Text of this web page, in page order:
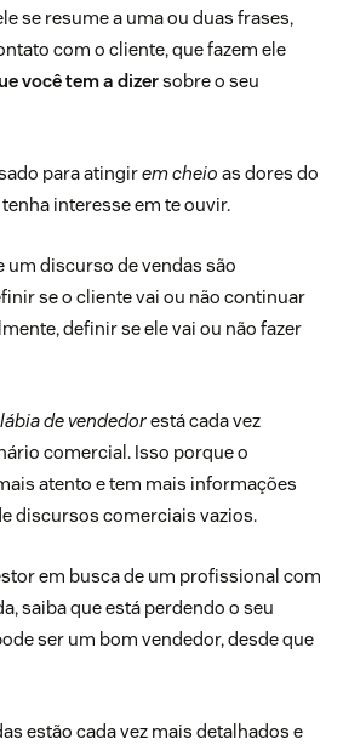
se resume a uma ou duas frases,
com o cliente, que fazem ele
você tem a dizersobre o seu
para atingirem cheio as dores do
interesse em te ouvir.
um discurso de vendas são
se o cliente vai ou não continuar
definir se ele vai ou não fazer
lábia de vendedorestá cada vez
comercial. Isso porque o
atento e tem mais informações
discursos comerciais vazios.
em busca de um profissional com
saiba que está perdendo o seu
ser um bom vendedor, desde que
estão cada vez mais detalhados e